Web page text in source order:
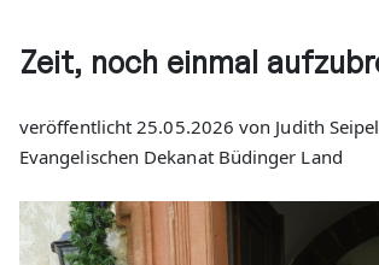
Zeit, noch einmal
veröffentlicht 25.05.2026 von Judith
Evangelischen Dekanat Büdinger Land